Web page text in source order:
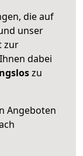
die auf
unser
zur
dabei
zu
Angeboten